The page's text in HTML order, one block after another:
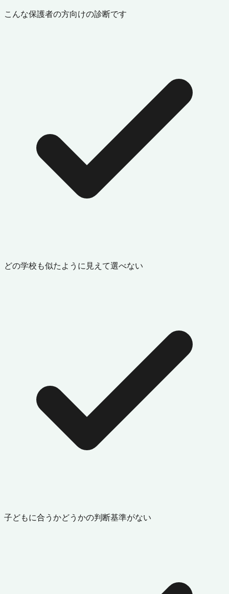
こんな保護者の方向けの診断です
どの学校も似たように見えて選べない
子どもに合うかどうかの判断基準がない